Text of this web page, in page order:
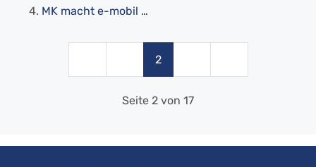
MK macht e-mobil …
2
Seite 2 von 17